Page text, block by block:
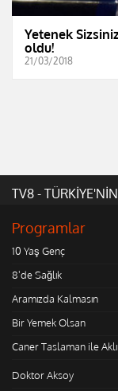
Yetenek
oldu!
21/03/2018
TV8 -
Programlar
10 Yaş Genç
8'de Sağlık
Aramızda Kalmasın
Bir Yemek Olsan
Caner Taslaman ile
Doktor Aksoy